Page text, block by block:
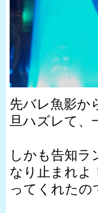
先バレ魚影か
旦ハズレて、
しかも告知ラ
なり止まれよ
ってくれたの